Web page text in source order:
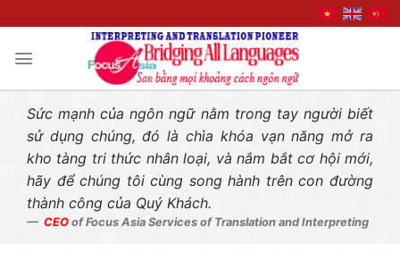
Sức mạnh của ngôn ngữ nằm trong tay người biết
sử dụng chúng, đó là chìa khóa vạn năng mở ra
kho tàng tri thức nhân loại, và nắm bắt cơ hội mới,
hãy để chúng tôi cùng song hành trên con đường
thành công của Quý Khách.
CEO of Focus Asia Services of Translation and Interpreting